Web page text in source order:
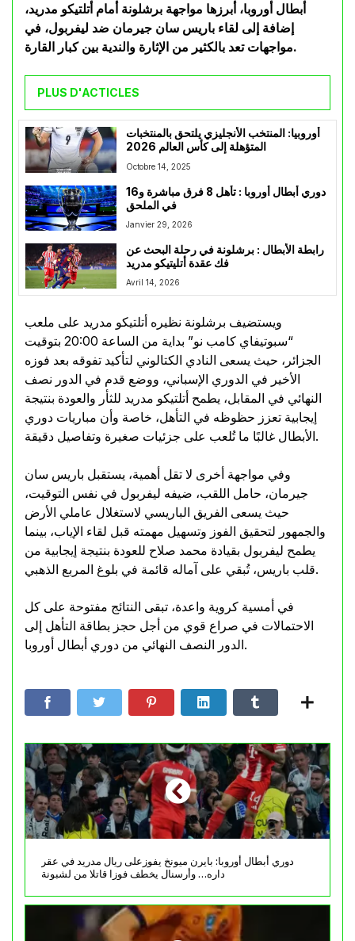
أبطال أوروبا، أبرزها مواجهة برشلونة أمام أتلتيكو مدريد،
إضافة إلى لقاء باريس سان جيرمان ضد ليفربول، في
مواجهات تعد بالكثير من الإثارة والندية بين كبار القارة.
PLUS D'ACTICLES
أوروبيا: المنتخب الأنجليزي يلتحق بالمنتخبات
المتؤهلة إلى كأس العالم 2026
Octobre 14, 2025
دوري أبطال أوروبا : تأهل 8 فرق مباشرة و16
في الملحق
Janvier 29, 2026
رابطة الأبطال : برشلونة في رحلة البحث عن
فك عقدة أتليتيكو مدريد
Avril 14, 2026
ويستضيف برشلونة نظيره أتلتيكو مدريد على ملعب
“سبوتيفاي كامب نو” بداية من الساعة 20:00 بتوقيت
الجزائر، حيث يسعى النادي الكتالوني لتأكيد تفوقه بعد فوزه
الأخير في الدوري الإسباني، ووضع قدم في الدور نصف
النهائي في المقابل، يطمح أتلتيكو مدريد للثأر والعودة بنتيجة
إيجابية تعزز حظوظه في التأهل، خاصة وأن مباريات دوري
الأبطال غالبًا ما تُلعب على جزئيات صغيرة وتفاصيل دقيقة.
وفي مواجهة أخرى لا تقل أهمية، يستقبل باريس سان
جيرمان، حامل اللقب، ضيفه ليفربول في نفس التوقيت،
حيث يسعى الفريق الباريسي لاستغلال عاملي الأرض
والجمهور لتحقيق الفوز وتسهيل مهمته قبل لقاء الإياب، بينما
يطمح ليفربول بقيادة محمد صلاح للعودة بنتيجة إيجابية من
قلب باريس، تُبقي على آماله قائمة في بلوغ المربع الذهبي.
في أمسية كروية واعدة، تبقى النتائج مفتوحة على كل
الاحتمالات في صراع قوي من أجل حجز بطاقة التأهل إلى
الدور النصف النهائي من دوري أبطال أوروبا.
دوري أبطال أوروبا: بايرن ميونخ يفوزعلى ريال مدريد في عقر
داره… وأرسنال يخطف فوزا قاتلا من لشبونة